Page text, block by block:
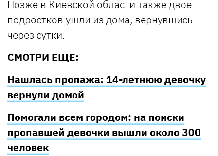
Позже в Киевской области также двое
подростков ушли из дома, вернувшись
через сутки.
СМОТРИ ЕЩЕ:
Нашлась пропажа: 14-летнюю девочку
вернули домой
Помогали всем городом: на поиски
пропавшей девочки вышли около 300
человек